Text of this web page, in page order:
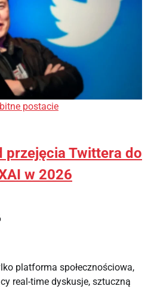
postacie
przejęcia Twittera do
w 2026
platforma społecznościowa,
real-time dyskusje, sztuczną